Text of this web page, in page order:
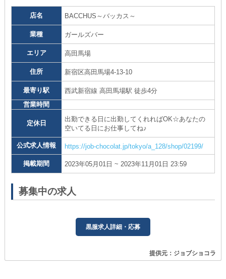
店名 BACCHUS～バッカス～
業種 ガールズバー
エリア 高田馬場
住所 新宿区高田馬場4-13-10
最寄り駅
西武新宿線 高田馬場駅 徒歩4分
営業時間
定休日
出勤できる日に出勤してくれればOK☆あなたの
空いてる日にお仕事してね♪
公式求人情報 https://job-chocolat.jp/tokyo/a_128/shop/02199/
掲載期間 2023年05月01日 ~ 2023年11月01日 23:59
募集中の求人
黒服求人詳細・応募
提供元：ジョブショコラ